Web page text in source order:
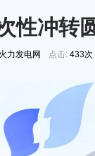
性冲转
力发电网 点击: 433次